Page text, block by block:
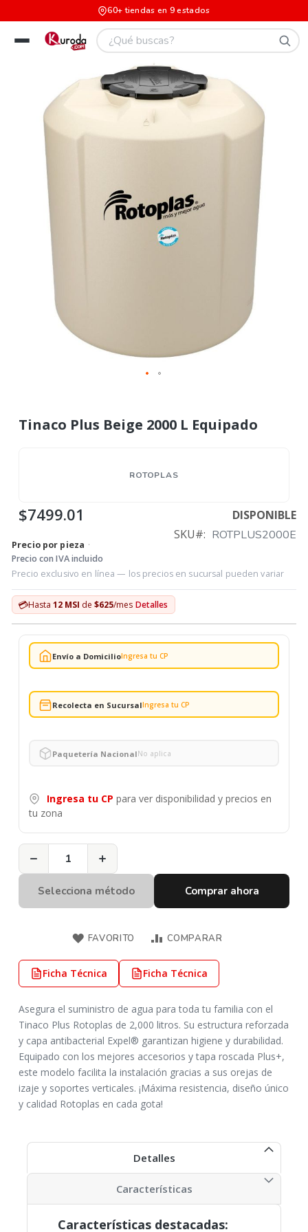
60+ tiendas en 9 estados
Tinaco Plus Beige 2000 L Equipado
ROTOPLAS
$7499.01
DISPONIBLE
SKU
ROTPLUS2000E
Precio por pieza ·
Precio con IVA incluido
Precio exclusivo en línea — los precios en sucursal pueden variar
💳Hasta 12 MSI de $625/mes Detalles
Envío a DomicilioIngresa tu CP
Recolecta en SucursalIngresa tu CP
Paquetería NacionalNo aplica
Ingresa tu CP para ver disponibilidad y precios en
tu zona
− +
Selecciona método Comprar ahora
FAVORITO COMPARAR
Ficha Técnica Ficha Técnica
Asegura el suministro de agua para toda tu familia con el
Tinaco Plus Rotoplas de 2,000 litros. Su estructura reforzada
y capa antibacterial Expel® garantizan higiene y durabilidad.
Equipado con los mejores accesorios y tapa roscada Plus+,
este modelo facilita la instalación gracias a sus orejas de
izaje y soportes verticales. ¡Máxima resistencia, diseño único
y calidad Rotoplas en cada gota!
Detalles
Características destacadas:
Características